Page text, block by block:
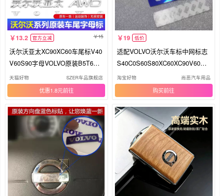
13.2 官方立减 15
沃尔沃亚太XC90XC60车尾标V40
V60S90字母VOLVO原装B5T6AW
D排量标
天猫好物 SZER车品旗舰店
优惠1.8元
19 低价
适配VOLVO沃尔沃车标中网标志
S40C0S60S80XC60XC90V60V4
0标
淘宝好物 尚恶汽车用品
购买